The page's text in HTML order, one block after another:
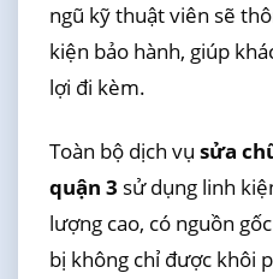
ngũ kỹ thuật viên sẽ
kiện bảo hành, giúp
lợi đi kèm.
Toàn bộ dịch vụ sửa
quận 3 sử dụng linh
lượng cao, có nguồn
bị không chỉ được khôi